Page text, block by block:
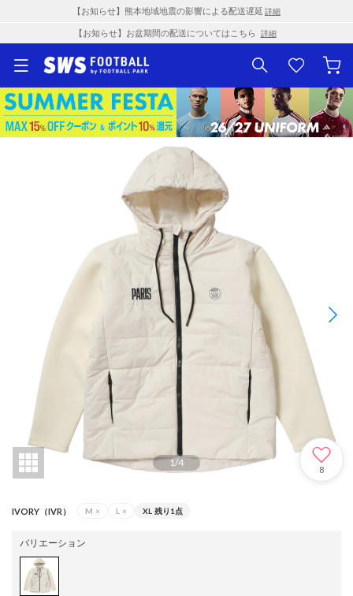
【お知らせ】熊本地域地震の影響による配送遅延 詳細
【お知らせ】お盆期間の配送についてはこちら 詳細
1/4
8
IVORY（IVR） M × L × XL 残り1点
バリエーション